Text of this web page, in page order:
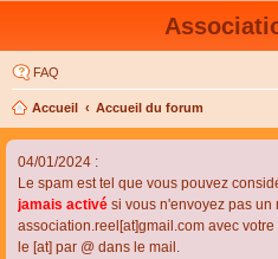
FAQ
Accueil Accueil du forum
04/01/2024 :
Le spam est tel que vous pouvez
jamais activé si vous n'envoyez pas un
association.reel[at]gmail.com avec votre
le [at] par @ dans le mail.